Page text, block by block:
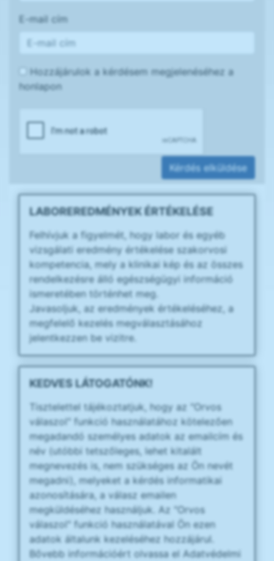
E-mail cím
Hozzájárulok a kérdésem megjelenéséhez a
honlapon
Kérdés elküldése
LABOREREDMÉNYEK ÉRTÉKELÉSE
Felhívjuk a figyelmét, hogy labor és egyéb
vizsgálati eredmény értékelése szakorvosi
kompetencia, mely a klinikai kép és az összes
rendelkezésre álló egészségügyi információ
ismeretében történhet meg.
Javasoljuk, az eredmények értékeléséhez, a
megfelelő kezelés megválasztásához
jelentkezzen be vizitre.
KEDVES LÁTOGATÓNK!
Tisztelettel tájékoztatjuk, hogy az "Orvos
válaszol" funkció használatához kötelezően
megadandó személyes adatok az emailcím és
név (utóbbi tetszőleges, lehet kitalált
megnevezés is, nem szükséges az Ön nevét
megadni), melyeket a kérdés informatikai
azonosítására, a válasz emailen
megküldéséhez használjuk. Az "Orvos
válaszol" funkció használatával Ön ezen
adatok általunk kezeléséhez hozzájárul.
Bővebb információért olvassa el Adatvédelmi